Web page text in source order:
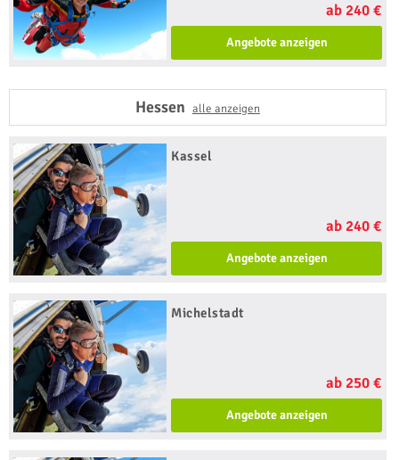
ab 240 €
Angebote anzeigen
Hessen alle anzeigen
Kassel
ab 240 €
Angebote anzeigen
Michelstadt
ab 250 €
Angebote anzeigen